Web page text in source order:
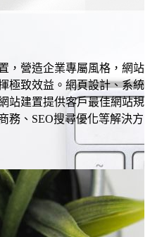
，營造企業專屬風格，網站
極致效益。網頁設計、系統
站建置提供客戶最佳網站規
務、SEO搜尋優化等解決方